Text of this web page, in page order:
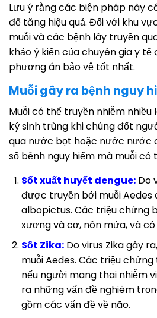
Lưu ý rằng các biện pháp này
để tăng hiệu quả. Đối với khu
muỗi và các bệnh lây truyền
khảo ý kiến của chuyên gia y
phương án bảo vệ tốt nhất.
Muỗi gây ra bệnh nguy
Muỗi có thể truyền nhiễm nhiều
ký sinh trùng khi chúng đốt
qua nước bọt hoặc nước nước
số bệnh nguy hiểm mà muỗi có
Sốt xuất huyết dengue:Do
được truyền bởi muỗi Aedes
albopictus. Các triệu chứng
xương và cơ, nôn mửa, và
Sốt Zika:Do virus Zika gây
muỗi Aedes. Các triệu
nếu người mang thai nhiễm
ra những vấn đề nghiêm
gồm các vấn đề về não.